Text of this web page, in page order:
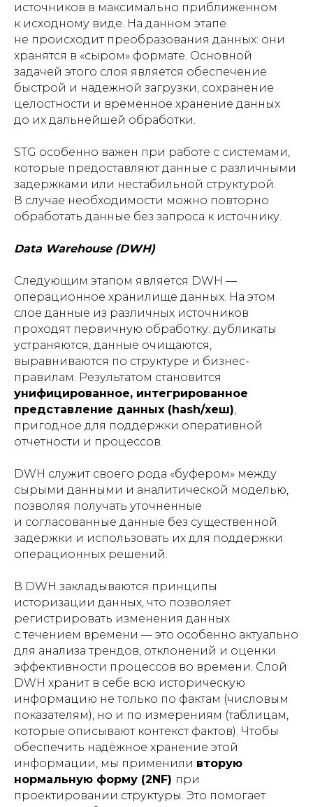
источников в максимально приближенном
к исходному виде. На данном этапе
не происходит преобразования данных: они
хранятся в «сыром» формате. Основной
задачей этого слоя является обеспечение
быстрой и надежной загрузки, сохранение
целостности и временное хранение данных
до их дальнейшей обработки.
STG особенно важен при работе с системами,
которые предоставляют данные с различными
задержками или нестабильной структурой.
В случае необходимости можно повторно
обработать данные без запроса к источнику.
Data Warehouse (DWH)
Следующим этапом является DWH —
операционное хранилище данных. На этом
слое данные из различных источников
проходят первичную обработку: дубликаты
устраняются, данные очищаются,
выравниваются по структуре и бизнес-
правилам. Результатом становится
унифицированное, интегрированное
представление данных (hash/хеш),
пригодное для поддержки оперативной
отчетности и процессов.
DWH служит своего рода «буфером» между
сырыми данными и аналитической моделью,
позволяя получать уточненные
и согласованные данные без существенной
задержки и использовать их для поддержки
операционных решений.
В DWH закладываются принципы
историзации данных, что позволяет
регистрировать изменения данных
с течением времени — это особенно актуально
для анализа трендов, отклонений и оценки
эффективности процессов во времени. Слой
DWH хранит в себе всю историческую
информацию не только по фактам (числовым
показателям), но и по измерениям (таблицам,
которые описывают контекст фактов). Чтобы
обеспечить надёжное хранение этой
информации, мы применили вторую
нормальную форму (2NF) при
проектировании структуры. Это помогает